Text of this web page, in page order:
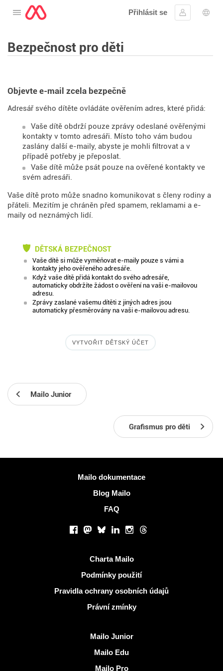
Otevřete nabídku
Přihlásit se
Přihlásit se
Bezpečnost pro děti
Objevte e-mail zcela bezpečně
Adresář svého dítěte ovládáte ověřením adres, které přidá:
Vaše dítě obdrží pouze zprávy odeslané ověřenými
kontakty v tomto adresáři. Místo toho vám budou
zaslány další e-maily, abyste je mohli filtrovat a v
případě potřeby je přeposlat.
Vaše dítě může psát pouze na ověřené kontakty ve
svém adresáři.
Vaše dítě proto může snadno komunikovat s členy rodiny a
přáteli. Mezitím je chráněn před spamem, reklamami a e-
maily od neznámých lidí.
DĚTSKÁ BEZPEČNOST
Vaše dítě si může vyměňovat e-maily pouze s vámi a
kontakty jeho ověřeného adresáře.
Když vaše dítě přidá kontakt do svého adresáře,
automaticky obdržíte žádost o ověření na vaši e-mailovou
adresu.
Zprávy zaslané vašemu dítěti z jiných adres jsou
automaticky přesměrovány na vaši e-mailovou adresu.
VYTVOŘIT DĚTSKÝ ÚČET
Mailo Junior
Grafismus pro děti
Mailo dokumentace
Blog Mailo
FAQ
Facebook
Mastodon
BlueskyLinkedInInstagram
Threads
Charta Mailo
Podmínky použití
Pravidla ochrany osobních údajů
Právní zmínky
Mailo Junior
Mailo Edu
Mailo Pro